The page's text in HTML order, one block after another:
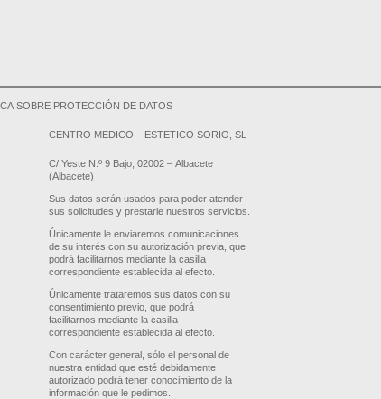
SOBRE PROTECCIÓN DE DATOS
CENTRO MEDICO – ESTETICO SORIO, SL
C/ Yeste N.º 9 Bajo, 02002 – Albacete
(Albacete)
Sus datos serán usados para poder atender
sus solicitudes y prestarle nuestros servicios.
Únicamente le enviaremos comunicaciones
de su interés con su autorización previa, que
podrá facilitarnos mediante la casilla
correspondiente establecida al efecto.
Únicamente trataremos sus datos con su
consentimiento previo, que podrá
facilitarnos mediante la casilla
correspondiente establecida al efecto.
Con carácter general, sólo el personal de
nuestra entidad que esté debidamente
autorizado podrá tener conocimiento de la
información que le pedimos.